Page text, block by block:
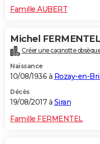
Famille AUBERT
Michel FERMENTEL
Créer une cagnotte
Naissance
10/08/1936 à Rozay-en-
Décès
19/08/2017 à Siran
Famille FERMENTEL